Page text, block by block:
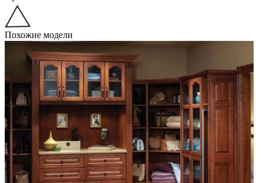
Похожие модели